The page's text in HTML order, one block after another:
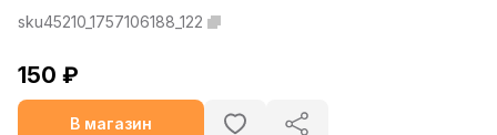
sku45210_1757106188_122
150 ₽
В магазин